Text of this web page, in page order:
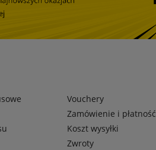
Vouchery
Zamówienie i płatność
Koszt wysyłki
Zwroty